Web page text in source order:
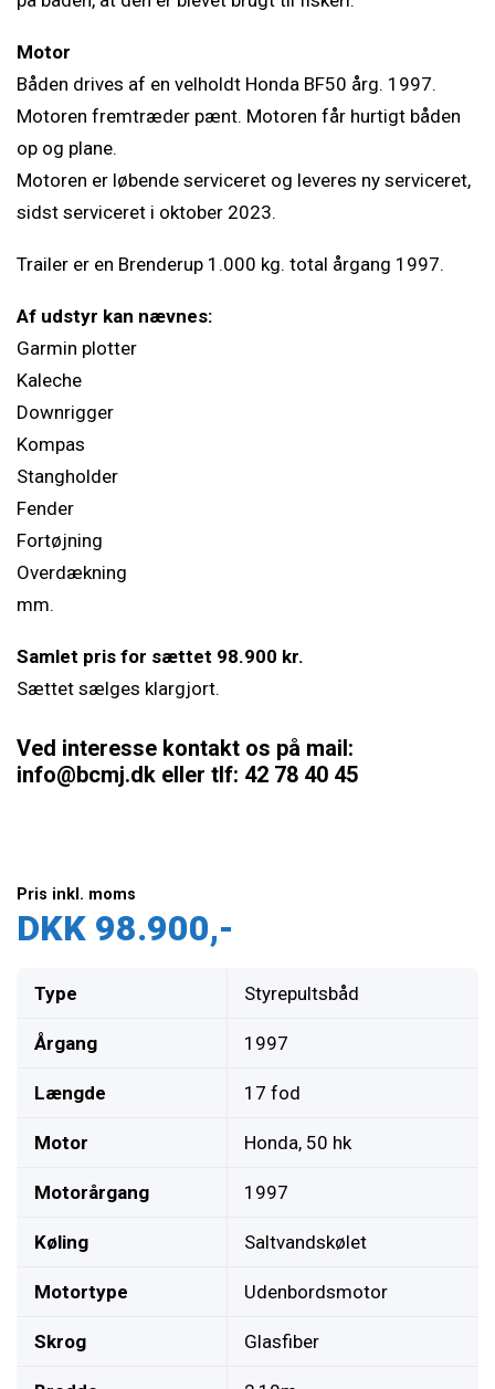
Motor
Båden drives af en velholdt Honda BF50 årg. 1997.
Motoren fremtræder pænt. Motoren får hurtigt båden
op og plane.
Motoren er løbende serviceret og leveres ny serviceret,
sidst serviceret i oktober 2023.
Trailer er en Brenderup 1.000 kg. total årgang 1997.
Af udstyr kan nævnes:
Garmin plotter
Kaleche
Downrigger
Kompas
Stangholder
Fender
Fortøjning
Overdækning
mm.
Samlet pris for sættet 98.900 kr.
Sættet sælges klargjort.
Ved interesse kontakt os på mail:
info@bcmj.dk eller tlf: 42 78 40 45
Pris inkl. moms
DKK 98.900,-
Type Styrepultsbåd
Årgang 1997
Længde 17 fod
Motor Honda, 50 hk
Motorårgang 1997
Køling Saltvandskølet
Motortype Udenbordsmotor
Skrog Glasfiber